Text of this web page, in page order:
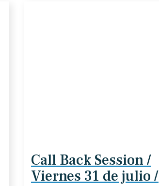
Call Back Session /
Viernes 31 de julio /